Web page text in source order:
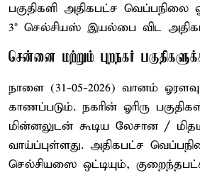
பகுதிகளி அதிகபட்ச வெப்பநிலை
3° செல்சியஸ் இயல்பை விட
சென்னை மற்றும் புறநகர்
நாளை (31-05-2026) வானம்
காணப்படும். நகரின் ஓரிரு
மின்னலுடன் கூடிய லேசான /
வாய்ப்புள்ளது. அதிகபட்ச
செல்சியஸை ஒட்டியும்,